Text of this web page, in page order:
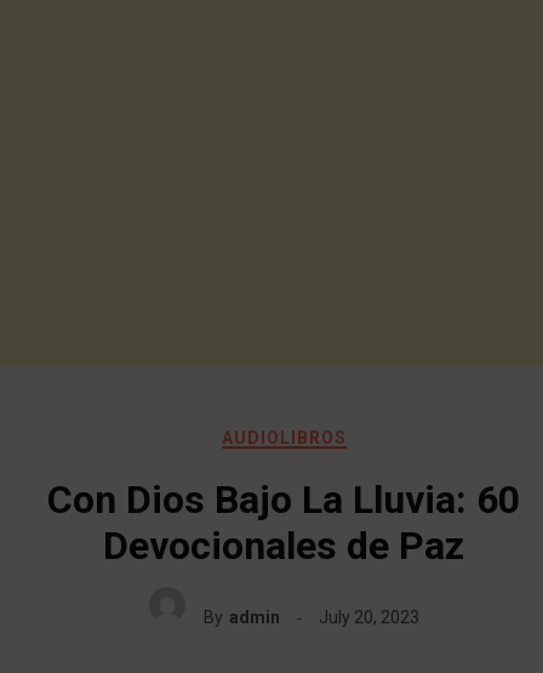
AUDIOLIBROS
Con Dios Bajo La Lluvia: 60
Devocionales de Paz
By admin July 20, 2023